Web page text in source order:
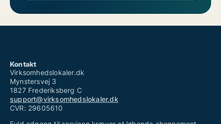
Kontakt
Virksomhedslokaler.dk
Mynstersvej 3
1827 Frederiksberg C
support@virksomhedslokaler.dk
CVR: 29605610